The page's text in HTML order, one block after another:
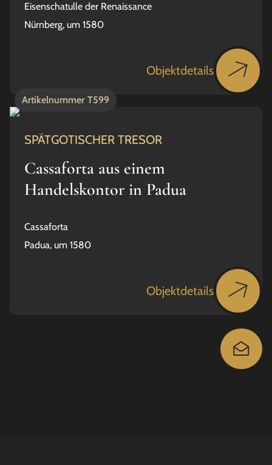
Eisenschatulle der Renaissance
Nürnberg, um 1580
Objektdetails
Artikelnummer T599
SPÄTGOTISCHER TRESOR
Cassaforta aus einem
Handelskontor in Padua
Cassaforta
Padua, um 1580
Objektdetails